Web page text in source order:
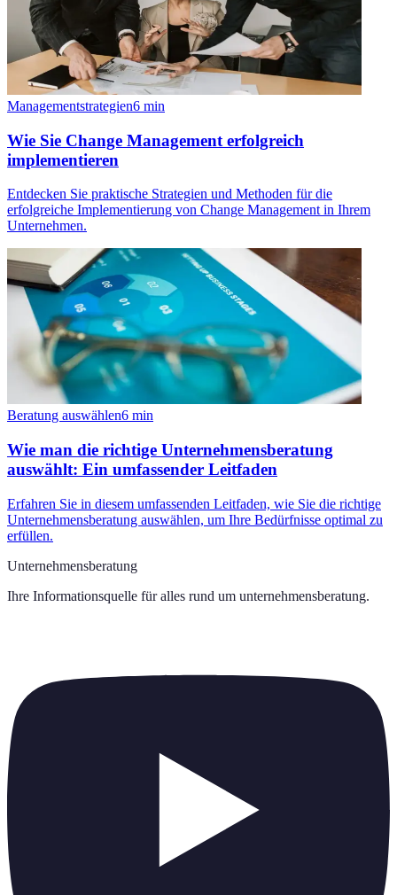
Managementstrategien6 min
Wie Sie Change Management erfolgreich
implementieren
Entdecken Sie praktische Strategien und Methoden für die
erfolgreiche Implementierung von Change Management in Ihrem
Unternehmen.
Beratung auswählen6 min
Wie man die richtige Unternehmensberatung
auswählt: Ein umfassender Leitfaden
Erfahren Sie in diesem umfassenden Leitfaden, wie Sie die richtige
Unternehmensberatung auswählen, um Ihre Bedürfnisse optimal zu
erfüllen.
Unternehmensberatung
Ihre Informationsquelle für alles rund um unternehmensberatung.